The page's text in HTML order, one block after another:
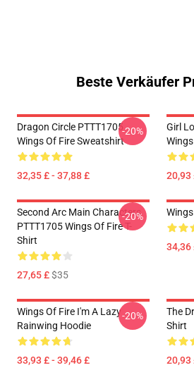
Beste Verkäufer
Dragon Circle PTTT1705
Wings Of Fire Sweatshirt
32,35 £ - 37,88 £
-20%
Girl
20,93
Second Arc Main Characters
PTTT1705 Wings Of Fire T-
Shirt
27,65 £$35
-20%
34,36
Wings Of Fire I'm A Lazy
Rainwing Hoodie
33,93 £ - 39,46 £
-20%
The
Shirt
20,93